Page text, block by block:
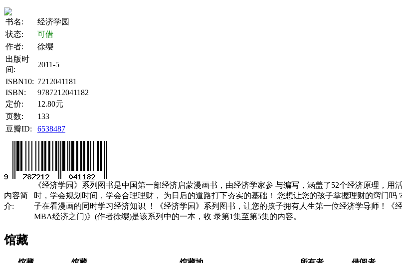
书名:
经济学园
状态:
可借
作者:
徐缨
出版时
间:
2011-5
ISBN10: 7212041181
ISBN:
9787212041182
定价:
12.80元
页数:
133
豆瓣ID:
6538487
内容简
介:
《经济学园》系列图书是中国第一部经济启蒙漫画书，由经济学家参 与编写，涵盖了52个经济原理，
时，学会规划时间，学会合理理财， 为日后的道路打下夯实的基础！ 您想让您的孩子掌握理财的窍门
子在看漫画的同时学习经济知识 ！《经济学园》系列图书，让您的孩子拥有人生第一位经济学导师！《
MBA经济之门)》(作者徐缨)是该系列中的一本，收 录第1集至第5集的内容。
馆藏